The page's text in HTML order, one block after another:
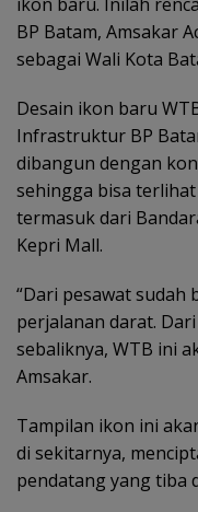
BP Batam, Amsakar
sebagai Wali Kota
Desain ikon baru
Infrastruktur BP
dibangun dengan
sehingga bisa
termasuk dari
Kepri Mall.
“Dari pesawat
perjalanan darat.
sebaliknya, WTB ini
Amsakar.
Tampilan ikon ini
di sekitarnya,
pendatang yang tiba